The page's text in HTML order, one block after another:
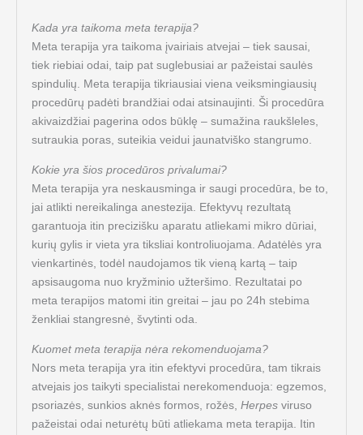
Kada yra taikoma meta terapija?
Meta terapija yra taikoma įvairiais atvejai– tiek sausai,
tiek riebiai odai, taip pat suglebusiai ar pažeistai saulės
spindulių. Meta terapija tikriausiai viena veiksmingiausių
procedūrų padėti brandžiai odai atsinaujinti. Ši procedūra
akivaizdžiai pagerina odos būklę – sumažina raukšleles,
sutraukia poras, suteikia veidui jaunatviško stangrumo.
Kokie yrašios procedūros privalumai?
Meta terapija yra neskausminga ir saugi procedūra, be to,
jai atlikti nereikalinga anestezija. Efektyvų rezultatą
garantuoja itin precizišku aparatu atliekami mikro dūriai,
kurių gylis ir vieta yra tiksliai kontroliuojama. Adatėlės yra
vienkartinės, todėl naudojamos tik vieną kartą – taip
apsisaugoma nuo kryžminio užteršimo. Rezultatai po
meta terapijos matomi itin greitai – jau po 24h stebima
ženkliai stangresnė, švytinti oda.
Kuomet meta terapija nėra rekomenduojama?
Nors meta terapija yra itin efektyvi procedūra, tam tikrais
atvejais jos taikyti specialistai nerekomenduoja: egzemos,
psoriazės, sunkios aknės formos, rožės,Herpesviruso
pažeistai odai neturėtų būti atliekama meta terapija. Itin